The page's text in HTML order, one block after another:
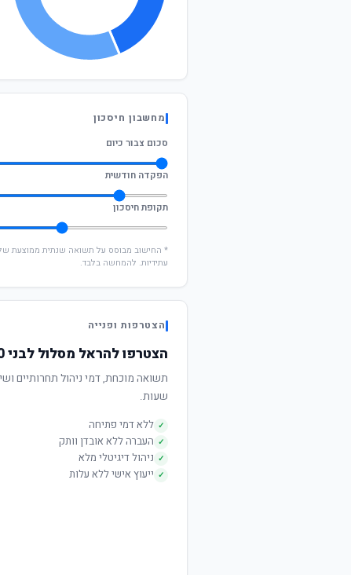
מחשבון חיסכון
סכום צבור כיום
הפקדה חודשית
תקופת חיסכון
עתידיות. להמחשה בלבד.
הצטרפות ופנייה
הצטרפו להראל מסלול לבני 60 ומעלה
שעות.
✓ ללא דמי פתיחה
✓ העברה ללא אובדן וותק
✓ ניהול דיגיטלי מלא
✓ ייעוץ אישי ללא עלות